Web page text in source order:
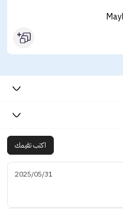
اكتب تقيمك
2025/05/31